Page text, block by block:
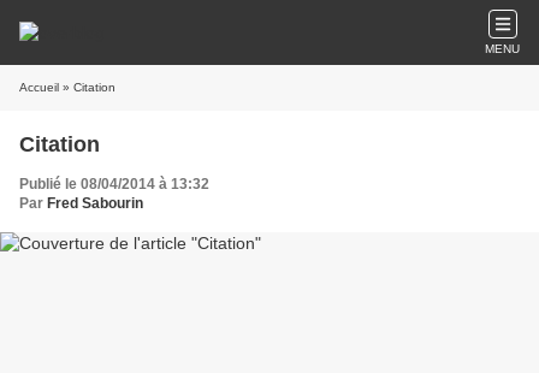
MENU
Accueil » Citation
Citation
Publié le 08/04/2014 à 13:32
Par Fred Sabourin